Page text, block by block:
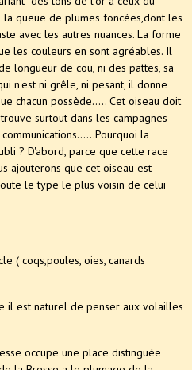
queue de plumes foncées,dont les
avec les autres nuances. La forme
les couleurs en sont agréables. Il
longueur de cou, ni des pattes, sa
n'est ni grêle, ni pesant, il donne
chacun possède..... Cet oiseau doit
surtout dans les campagnes
la
? D'abord, parce que cette race
ajouterons que cet oiseau est
le type le plus voisin de celui
( coqs,poules, oies, canards
il est naturel de penser aux volailles
occupe une place distinguée